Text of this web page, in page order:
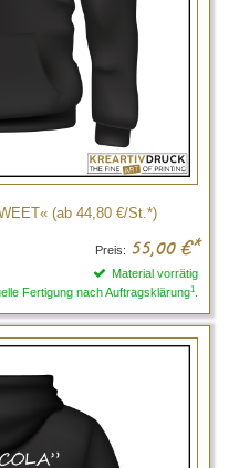
(ab 44,80 €/St.*)
Preis: 55,00 €*
Material vorrätig
Fertigung nach Auftragsklärung1